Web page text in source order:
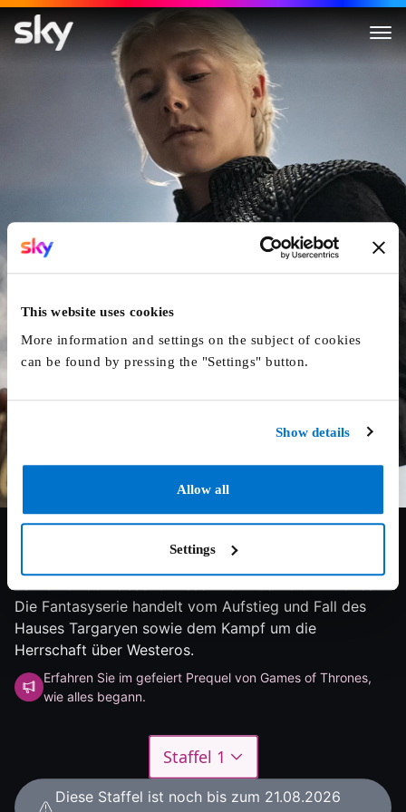
This website uses cookies
More information and settings on the subject of cookies
can be found by pressing the "Settings" button.
Show details
Allow all
Settings
House of the Dragon
8.4/10 2026 3 Staffeln Fantasy
Jahre vor den Geschehnissen von "Game of Thrones".
Die Fantasyserie handelt vom Aufstieg und Fall des
Hauses Targaryen sowie dem Kampf um die
Herrschaft über Westeros.
Erfahren Sie im gefeiert Prequel von Games of Thrones,
wie alles begann.
Staffel 1
Diese Staffel ist noch bis zum 21.08.2026